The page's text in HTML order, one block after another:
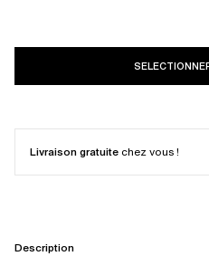
Livraison gratuite chez vous !
Description